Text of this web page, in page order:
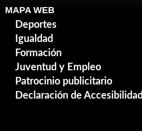
MAPA WEB
Deportes
Igualdad
Formación
Juventud y Empleo
Patrocinio publicitario
Declaración de Accesibilidad